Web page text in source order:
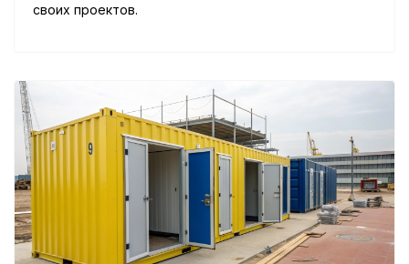
своих проектов.